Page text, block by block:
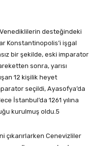
desteğindeki
Konstantinopolis’i işgal
bir şekilde, eski imparator
sonra, yarısı
12 kişilik heyet
seçildi, Ayasofya’da
İstanbul’da 1261 yılına
kurulmuş oldu.5
çıkarırlarken Cenevizliler